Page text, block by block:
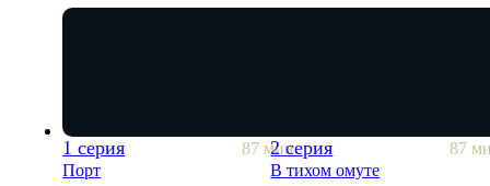
1 серия
87 мин
Порт
2 серия
87
В тихом омуте